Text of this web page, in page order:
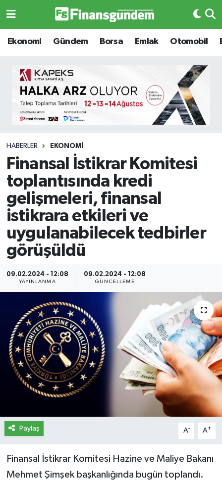
Ekonomi Gündem Borsa Emlak Otomobil
HABERLER EKONOMI
Finansal İstikrar Komitesi
toplantısında kredi
gelişmeleri, finansal
istikrara etkileri ve
uygulanabilecek tedbirler
görüşüldü
09.02.2024 - 12:08
YAYINLANMA
09.02.2024 - 12:08
GÜNCELLEME
Paylaş A- A+
Finansal İstikrar Komitesi Hazine ve Maliye Bakanı
Mehmet Şimşek başkanlığında bugün toplandı.
Ekonomi
Borsa
Emlak
Otomobil
Gizlilik Sözleşmesi
Hakkımızda
İletişim
Ekonomi
Borsa
Emlak
Emtia
BITCOIN
Yapay Zeka